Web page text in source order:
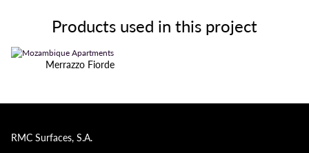
Products used in this project
Merrazzo Fiorde
RMC Surfaces, S.A.